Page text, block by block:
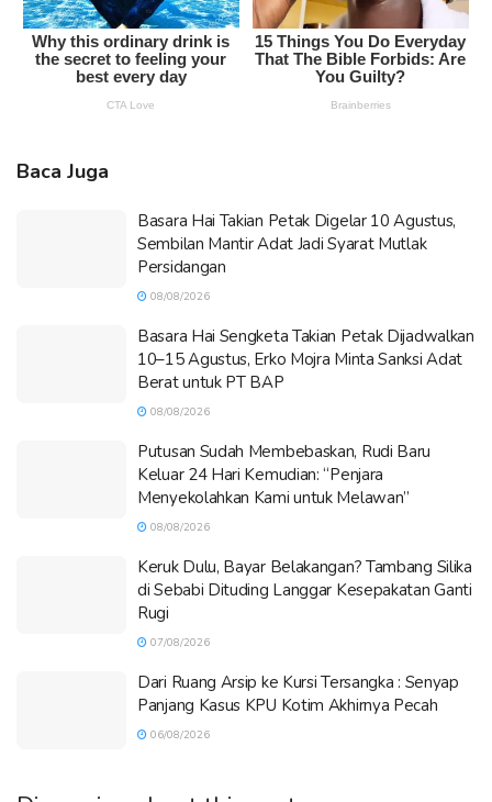
Baca Juga
Basara Hai Takian Petak Digelar 10 Agustus,
Sembilan Mantir Adat Jadi Syarat Mutlak
Persidangan
08/08/2026
Basara Hai Sengketa Takian Petak Dijadwalkan
10–15 Agustus, Erko Mojra Minta Sanksi Adat
Berat untuk PT BAP
08/08/2026
Putusan Sudah Membebaskan, Rudi Baru
Keluar 24 Hari Kemudian: “Penjara
Menyekolahkan Kami untuk Melawan”
08/08/2026
Keruk Dulu, Bayar Belakangan? Tambang Silika
di Sebabi Dituding Langgar Kesepakatan Ganti
Rugi
07/08/2026
Dari Ruang Arsip ke Kursi Tersangka : Senyap
Panjang Kasus KPU Kotim Akhirnya Pecah
06/08/2026